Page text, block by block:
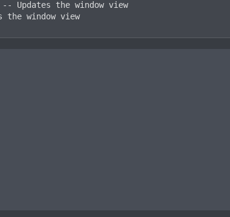
--
Updates the window view
the window view